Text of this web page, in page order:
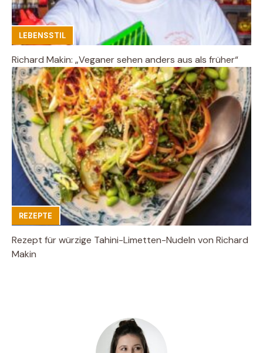
LEBENSSTIL
Richard Makin: „Veganer sehen anders aus als früher“
REZEPTE
Rezept für würzige Tahini-Limetten-Nudeln von Richard
Makin